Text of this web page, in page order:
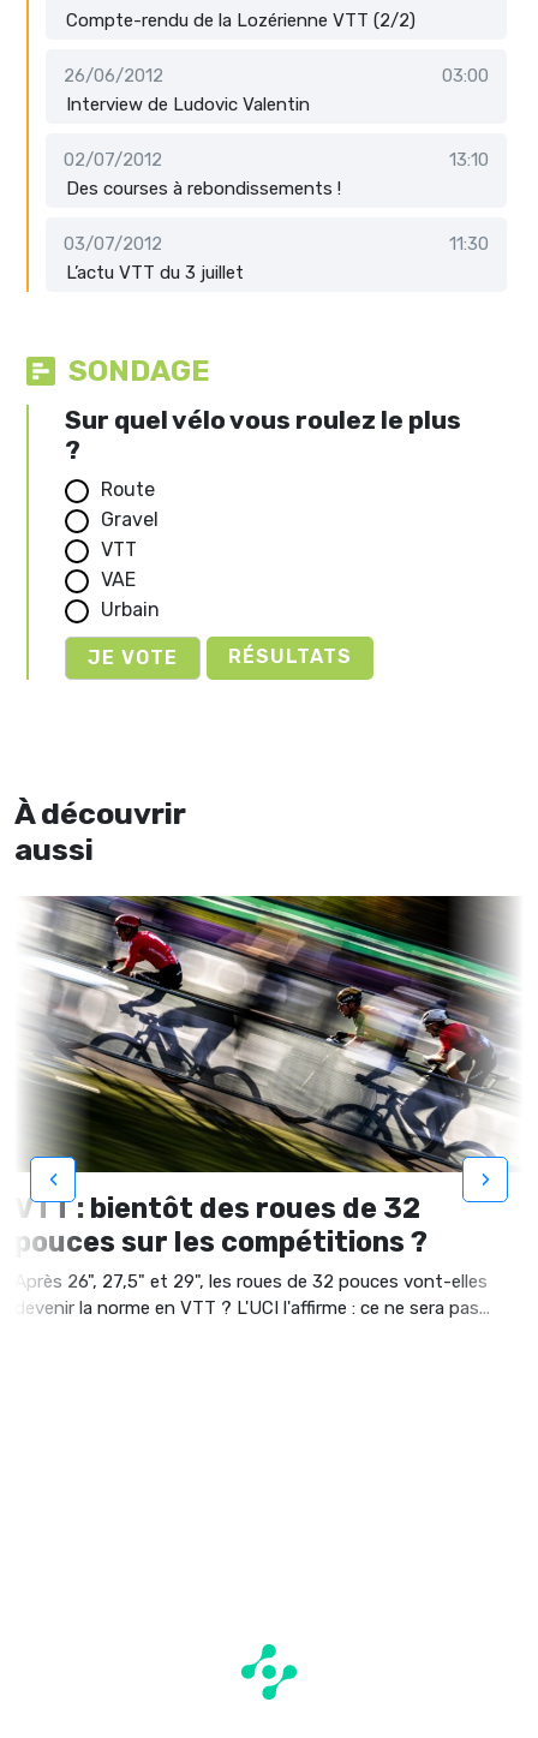
Compte-rendu de la Lozérienne VTT (2/2)
26/06/2012
03:00
Interview de Ludovic Valentin
02/07/2012
13:10
Des courses à rebondissements !
03/07/2012
11:30
L’actu VTT du 3 juillet
SONDAGE
Sur quel vélo vous roulez le plus
?
Route
Gravel
VTT
VAE
Urbain
RÉSULTATS
À découvrir
aussi
VTT : bientôt des roues de 32
pouces sur les compétitions ?
Après 26", 27,5" et 29", les roues de 32 pouces vont-elles
devenir la norme en VTT ? L'UCI l'affirme : ce ne sera pas...
‹ ›